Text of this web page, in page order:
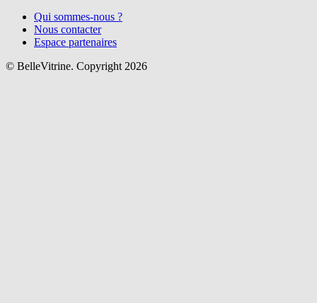
Qui sommes-nous ?
Nous contacter
Espace partenaires
© BelleVitrine. Copyright 2026